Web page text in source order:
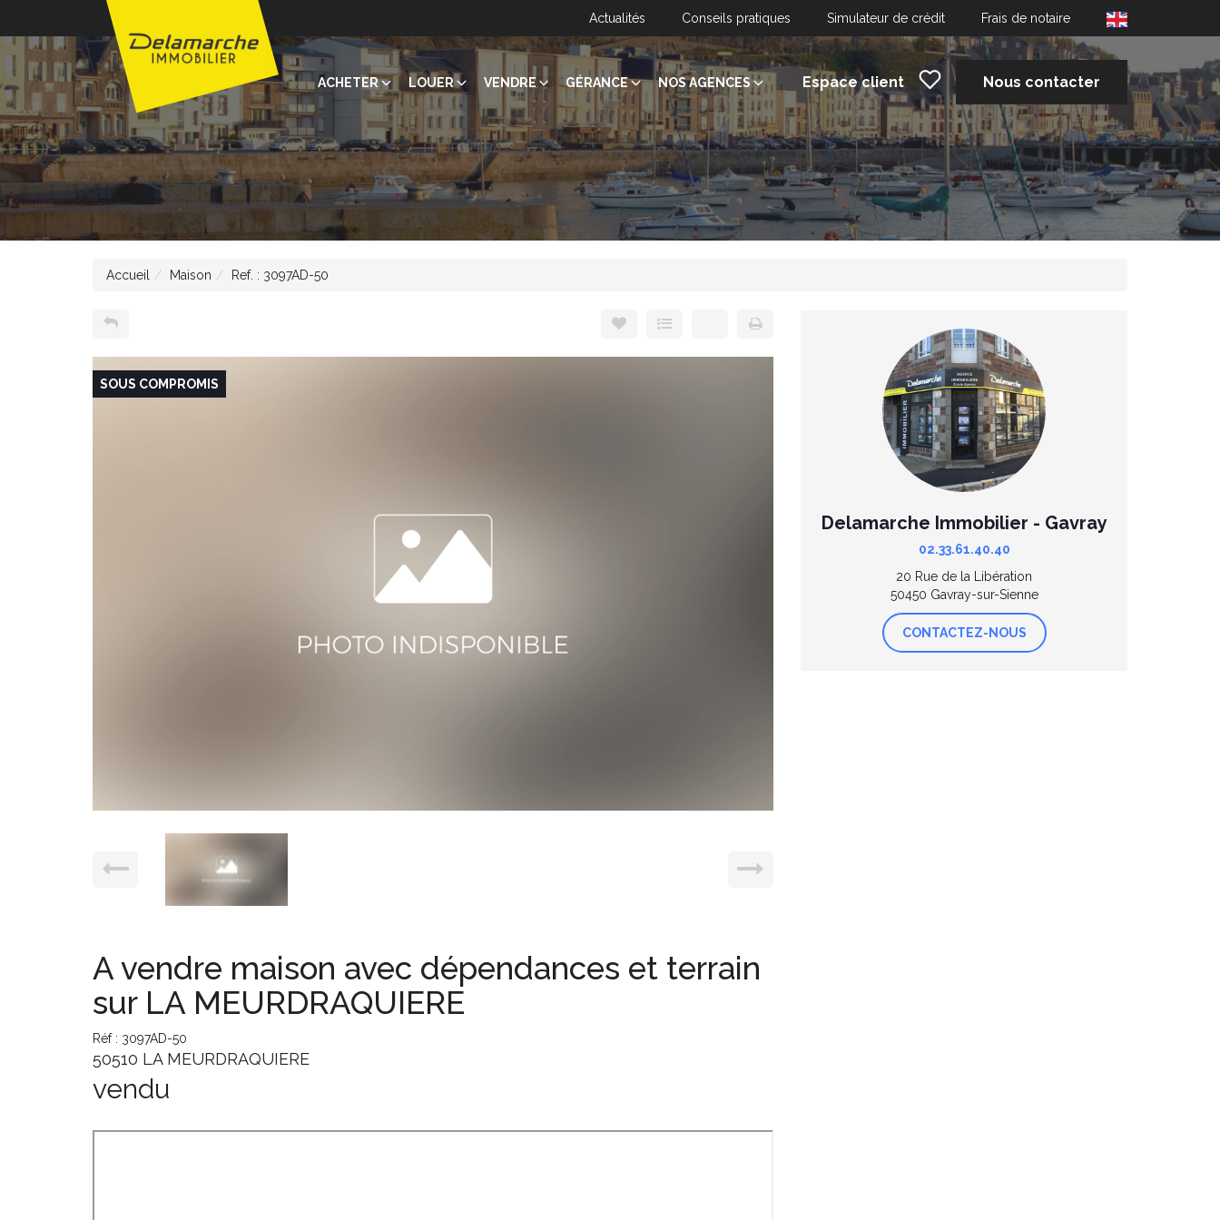
Actualités Conseils pratiques Simulateur de crédit Frais de notaire
ACHETER LOUER VENDRE GÉRANCE NOS AGENCES Espace client Nous contacter
Accueil Maison Ref. : 3097AD-50
SOUS COMPROMIS
A vendre maison avec dépendances et terrain
sur LA MEURDRAQUIERE
Réf : 3097AD-50
50510 LA MEURDRAQUIERE
vendu
Delamarche Immobilier - Gavray
02.33.61.40.40
20 Rue de la Libération
50450 Gavray-sur-Sienne
CONTACTEZ-NOUS